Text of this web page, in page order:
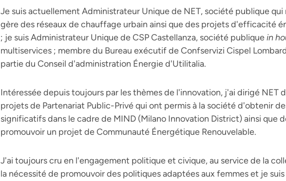
Je suis actuellement Administrateur Unique de NET, société publique qui
gère des réseaux de chauffage urbain ainsi que des projets d'efficacité
; je suis Administrateur Unique de CSP Castellanza, société publiquein
multiservices ; membre du Bureau exécutif de Confservizi Cispel
partie du Conseil d'administration Énergie d'Utilitalia.
Intéressée depuis toujours par les thèmes de l'innovation, j'ai dirigé NET
projets de Partenariat Public-Privé qui ont permis à la société d'obtenir
significatifs dans le cadre de MIND (Milano Innovation District) ainsi que
promouvoir un projet de Communauté Énergétique Renouvelable.
J'ai toujours cru en l'engagement politique et civique, au service de la
la nécessité de promouvoir des politiques adaptées aux femmes et je